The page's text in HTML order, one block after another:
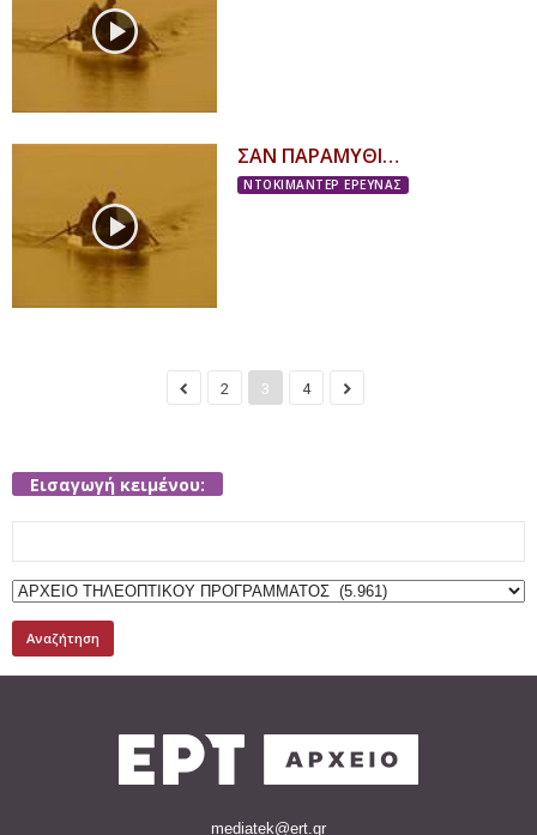
ΣΑΝ ΠΑΡΑΜΥΘΙ…
ΝΤΟΚΙΜΑΝΤΕΡ ΕΡΕΥΝΑΣ
2 3 4
Εισαγωγή κειμένου:
for:
mediatek@ert.gr